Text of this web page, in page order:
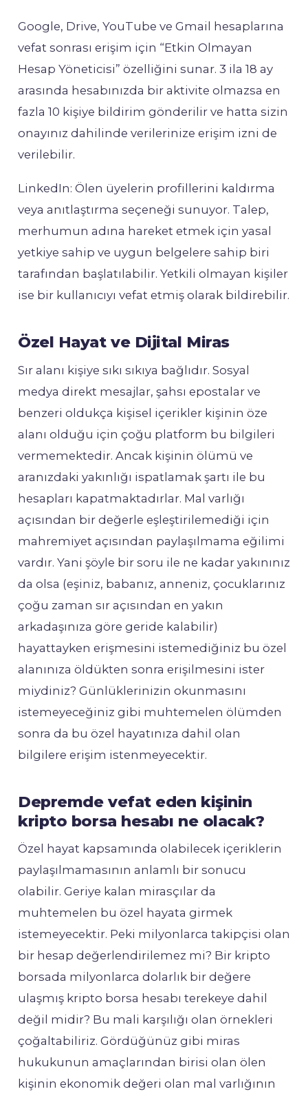
Google, Drive, YouTube ve Gmail hesaplarına
vefat sonrası erişim için “Etkin Olmayan
Hesap Yöneticisi” özelliğini sunar. 3 ila 18 ay
arasında hesabınızda bir aktivite olmazsa en
fazla 10 kişiye bildirim gönderilir ve hatta sizin
onayınız dahilinde verilerinize erişim izni de
verilebilir.
LinkedIn: Ölen üyelerin profillerini kaldırma
veya anıtlaştırma seçeneği sunuyor. Talep,
merhumun adına hareket etmek için yasal
yetkiye sahip ve uygun belgelere sahip biri
tarafından başlatılabilir. Yetkili olmayan kişiler
ise bir kullanıcıyı vefat etmiş olarak bildirebilir.
Özel Hayat ve Dijital Miras
Sır alanı kişiye sıkı sıkıya bağlıdır. Sosyal
medya direkt mesajlar, şahsı epostalar ve
benzeri oldukça kişisel içerikler kişinin öze
alanı olduğu için çoğu platform bu bilgileri
vermemektedir. Ancak kişinin ölümü ve
aranızdaki yakınlığı ispatlamak şartı ile bu
hesapları kapatmaktadırlar. Mal varlığı
açısından bir değerle eşleştirilemediği için
mahremiyet açısından paylaşılmama eğilimi
vardır. Yani şöyle bir soru ile ne kadar yakınınız
da olsa (eşiniz, babanız, anneniz, çocuklarınız
çoğu zaman sır açısından en yakın
arkadaşınıza göre geride kalabilir)
hayattayken erişmesini istemediğiniz bu özel
alanınıza öldükten sonra erişilmesini ister
miydiniz? Günlüklerinizin okunmasını
istemeyeceğiniz gibi muhtemelen ölümden
sonra da bu özel hayatınıza dahil olan
bilgilere erişim istenmeyecektir.
Depremde vefat eden kişinin
kripto borsa hesabı ne olacak?
Özel hayat kapsamında olabilecek içeriklerin
paylaşılmamasının anlamlı bir sonucu
olabilir. Geriye kalan mirasçılar da
muhtemelen bu özel hayata girmek
istemeyecektir. Peki milyonlarca takipçisi olan
bir hesap değerlendirilemez mi? Bir kripto
borsada milyonlarca dolarlık bir değere
ulaşmış kripto borsa hesabı terekeye dahil
değil midir? Bu mali karşılığı olan örnekleri
çoğaltabiliriz. Gördüğünüz gibi miras
hukukunun amaçlarından birisi olan ölen
kişinin ekonomik değeri olan mal varlığının